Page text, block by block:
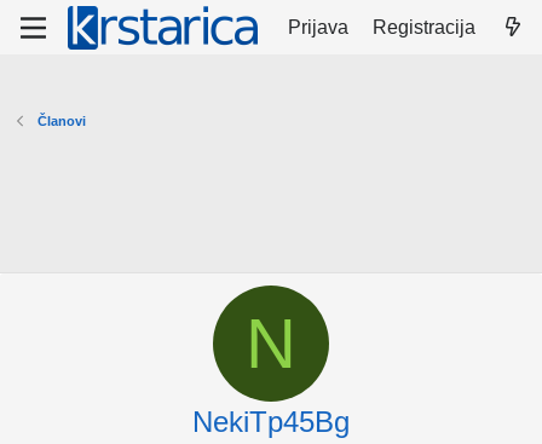
Prijava Registracija
Članovi
N
NekiTp45Bg